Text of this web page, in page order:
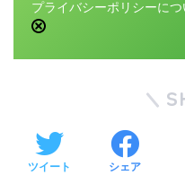
プライバシーポリシーにつ
ツイート シェア